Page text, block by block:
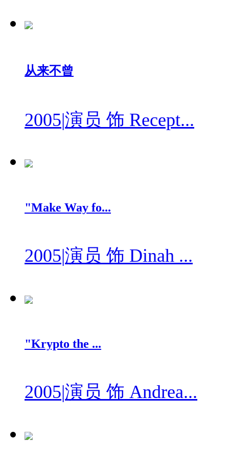
从来不曾
2005|演员 饰 Recept...
"Make Way fo...
2005|演员 饰 Dinah ...
"Krypto the ...
2005|演员 饰 Andrea...